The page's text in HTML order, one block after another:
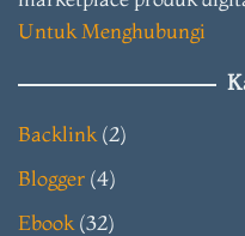
Untuk Menghubungi
Backlink (2)
Blogger (4)
Ebook (32)